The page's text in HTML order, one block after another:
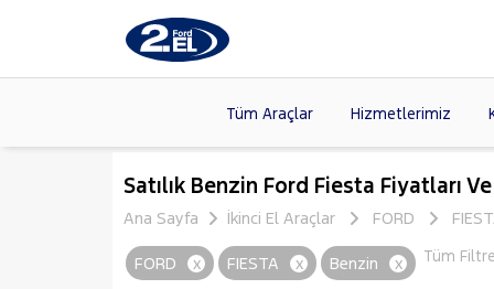
Tüm Araçlar Hizmetlerimiz
Markalar >
Modeller >
Kasalar >
FORD
CITROEN
Satılık Benzin Ford Fiesta Fiyatları
Ana Sayfa
İkinci El Araçlar FORD
Tüm
FORD x FIESTA x Benzin x